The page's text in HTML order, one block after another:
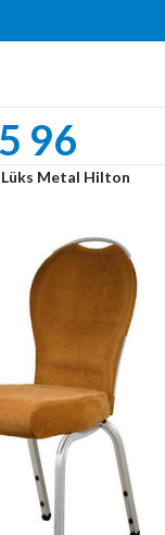
96
Lüks Metal Hilton